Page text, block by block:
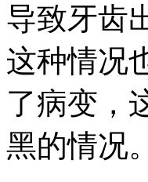
导致牙齿
这种情况
了病变，
黑的情况。